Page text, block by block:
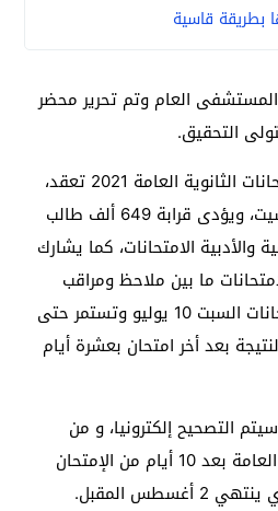
بطريقة قاسية
العام وتم تحرير محضر
التحقيق.
وفي سياق متصل فإن امتحانات الثانوية العامة 2021 تعقد،
كأول ثانوية بنظام البابل شيت، ويؤدى قرابة 649 ألف طالب
والأدبية الامتحانات، كما يشارك
الامتحانات ما بين ملاحظ ومراقب
ومقدر درجات، وبدأت الامتحانات السبت 10 يوليو وتستمر حتى
بعد أخر امتحان بعشرة أيام
التصحيح إلكترونيا، و من
المقرر إعلان نتيجة الثانوية العامة بعد 10 أيام من الإمتحان
المقبل.